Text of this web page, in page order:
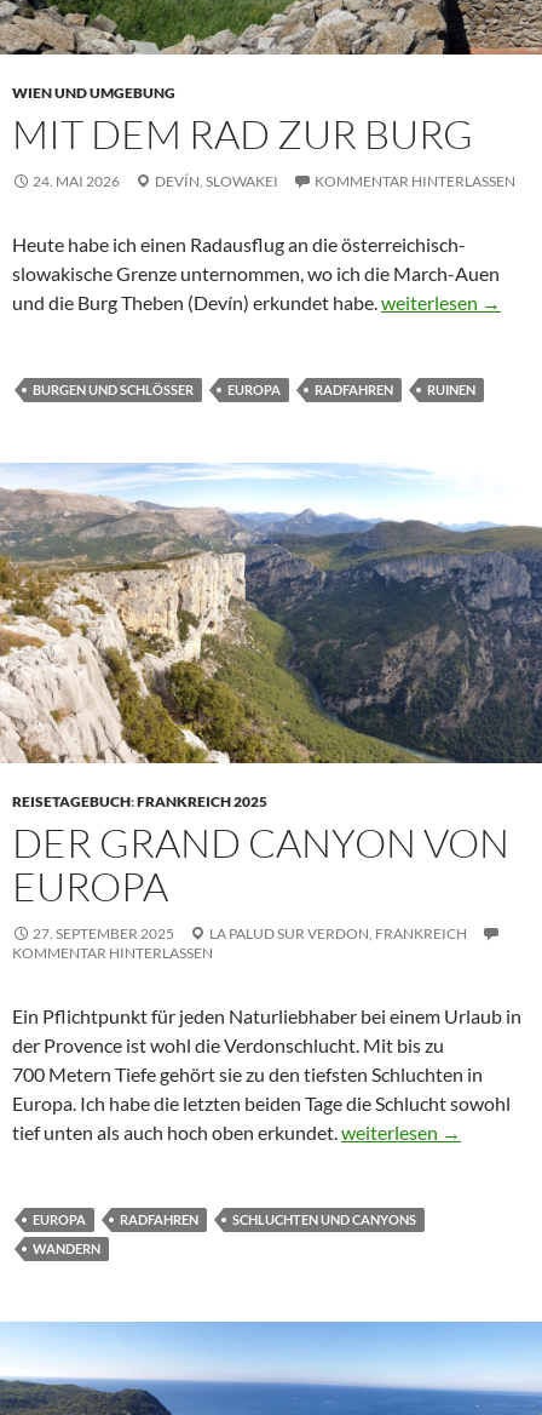
WIEN UND UMGEBUNG
MIT DEM RAD ZUR BURG
24. MAI 2026 DEVÍN, SLOWAKEI KOMMENTAR HINTERLASSEN
Heute habe ich einen Radausflug an die österreichisch-
slowakische Grenze unternommen, wo ich die March-Auen
und die Burg Theben (Devín) erkundet habe. Mit dem Rad zur
weiterlesen →
BURGEN UND SCHLÖSSER EUROPA RADFAHREN RUINEN
REISETAGEBUCH:FRANKREICH 2025
DER GRAND CANYON VON
EUROPA
27. SEPTEMBER 2025 LA PALUD SUR VERDON, FRANKREICH
KOMMENTAR HINTERLASSEN
Ein Pflichtpunkt für jeden Naturliebhaber bei einem Urlaub in
der Provence ist wohl die Verdonschlucht. Mit bis zu
700 Metern Tiefe gehört sie zu den tiefsten Schluchten in
Europa. Ich habe die letzten beiden Tage die Schlucht sowohl
tief unten als auch hoch oben erkundet.Der Grand Canyon von
weiterlesen →
EUROPA RADFAHREN
SCHLUCHTEN UND CANYONS
WANDERN